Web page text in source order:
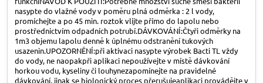
nasypte do vlažné vody v poměru plná odměrka : 2 l vody,
promíchejte a po 45 min. roztok vlijte přímo do lapolu nebo
prostřednictvím odpadních potrubí.DÁVKOVÁNÍ:Čtyři odměrky na
1m3 objemu lapolu denně k úplnému odstranění tukových
usazenin.UPOZORNĚNÍ:při aktivaci nasypte výrobek Bacti TL vždy
do vody, ne naopakpři aplikaci nepoužívejte v místě dávkování
horkou vodu, kyseliny či louhynezapomínejte na pravidelné
dávkování, jinak se biologický proces přerušujeaplikaci provádějte v